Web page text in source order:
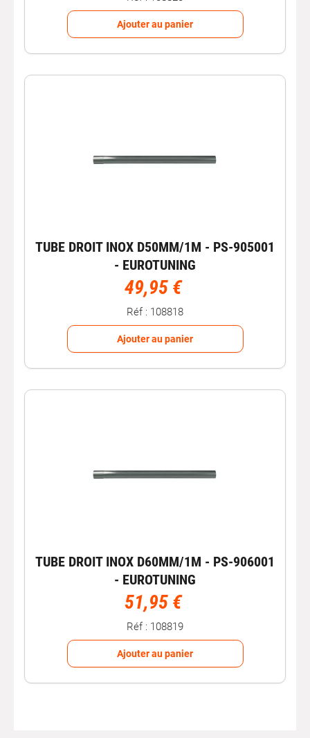
Ajouter au panier
TUBE DROIT INOX D50MM/1M - PS-905001
- EUROTUNING
49,95 €
Réf : 108818
Ajouter au panier
TUBE DROIT INOX D60MM/1M - PS-906001
- EUROTUNING
51,95 €
Réf : 108819
Ajouter au panier